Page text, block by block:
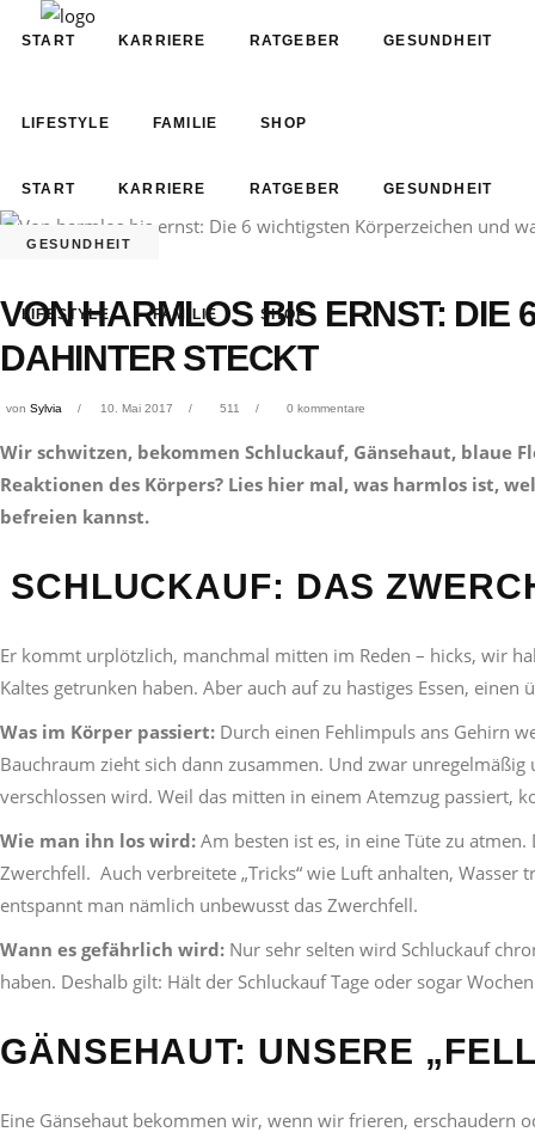
START KARRIERE RATGEBER GESUNDHEIT
LIFESTYLE FAMILIE SHOP
START KARRIERE RATGEBER GESUNDHEIT
LIFESTYLE FAMILIE SHOP
GESUNDHEIT
VON HARMLOS BIS ERNST: DIE
DAHINTER STECKT
von Sylvia 10. Mai 2017 511 0 kommentare
Wir schwitzen, bekommen Schluckauf, Gänsehaut, blaue
Reaktionen des Körpers? Lies hier mal, was harmlos ist,
befreien kannst.
SCHLUCKAUF: DAS
Er kommt urplötzlich, manchmal mitten im Reden – hicks, wir
Kaltes getrunken haben. Aber auch auf zu hastiges Essen,
Was im Körper passiert: Durch einen Fehlimpuls ans Gehirn
Bauchraum zieht sich dann zusammen. Und zwar
verschlossen wird. Weil das mitten in einem Atemzug passiert,
Wie man ihn los wird: Am besten ist es, in eine Tüte zu
Zwerchfell. Auch verbreitete „Tricks“ wie Luft anhalten,
entspannt man nämlich unbewusst das Zwerchfell.
Wann es gefährlich wird: Nur sehr selten wird Schluckauf
haben. Deshalb gilt: Hält der Schluckauf Tage oder sogar
GÄNSEHAUT: UNSERE
Eine Gänsehaut bekommen wir, wenn wir frieren, erschaudern